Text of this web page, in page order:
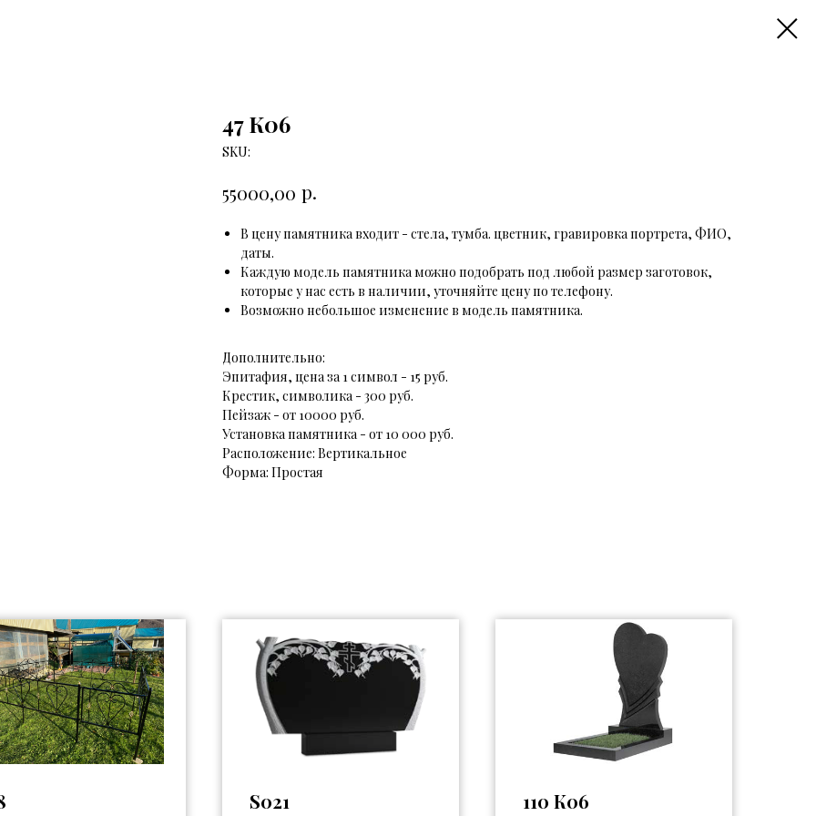
47 К06
SKU:
55000,00 р.
В цену памятника входит - стела, тумба. цветник, гравировка портрета, ФИО,
даты.
Каждую модель памятника можно подобрать под любой размер заготовок,
которые у нас есть в наличии, уточняйте цену по телефону.
Возможно небольшое изменение в модель памятника.
Дополнительно:
Эпитафия, цена за 1 символ - 15 руб.
Крестик, символика - 300 руб.
Пейзаж - от 10000 руб.
Установка памятника - от 10 000 руб.
Расположение: Вертикальное
Форма: Простая
S021 110 К06